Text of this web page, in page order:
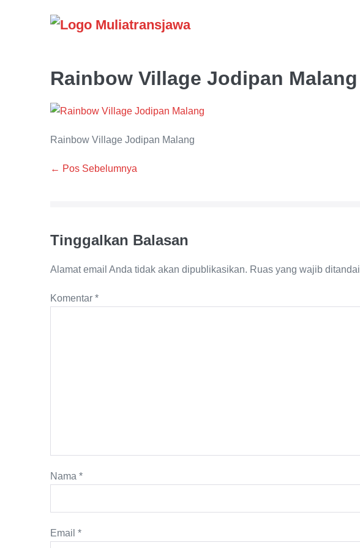
Rainbow Village Jodipan Malang
Rainbow Village Jodipan Malang
Navigasi
← Pos Sebelumnya
Tinggalkan Balasan
Alamat email Anda tidak akan dipublikasikan. Ruas yang wajib ditandai
Komentar *
Nama *
Email *